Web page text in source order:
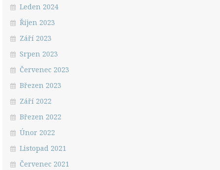
Leden 2024
Říjen 2023
Září 2023
Srpen 2023
Červenec 2023
Březen 2023
Září 2022
Březen 2022
Únor 2022
Listopad 2021
Červenec 2021